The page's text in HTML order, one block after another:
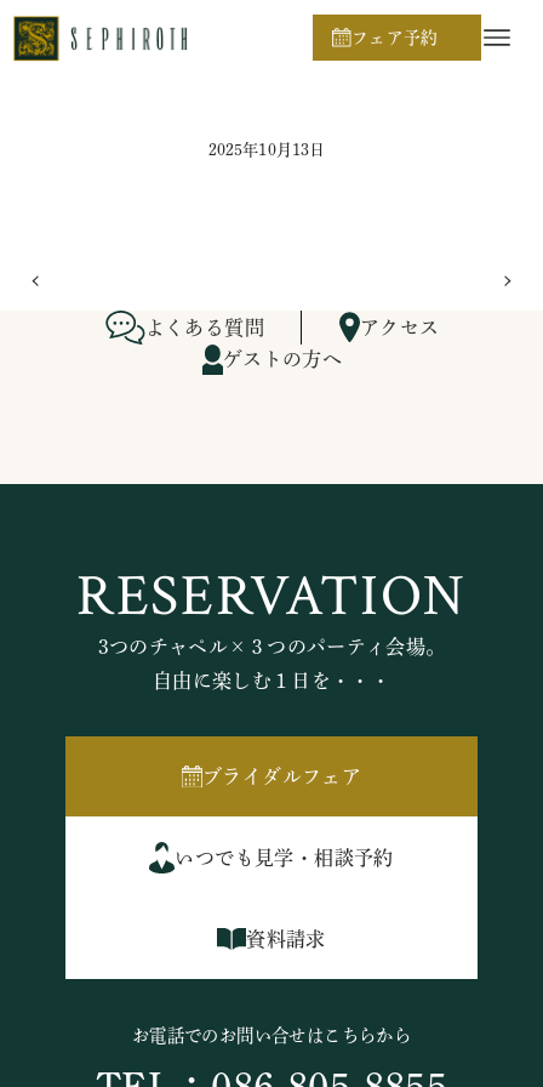
フェア予約
ホーム
2025年10月13日
よくある質問
アクセス
ゲストの方へ
RESERVATION
3つのチャペル×３つのパーティ会場。
自由に楽しむ１日を・・・
ブライダルフェア
いつでも見学・相談予約
資料請求
お電話でのお問い合せはこちらから